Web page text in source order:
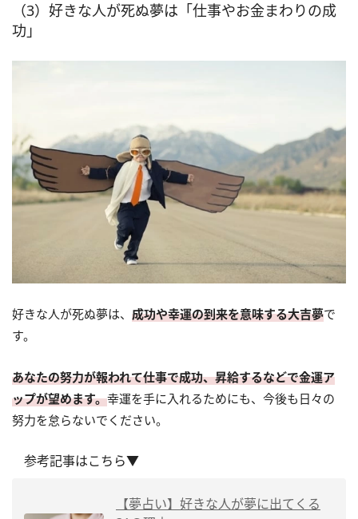
（3）好きな人が死ぬ夢は「仕事やお金まわりの成
功」
好きな人が死ぬ夢は、 成功や幸運の到来を意味する大吉夢で
す。
あなたの努力が報われて仕事で成功、昇給するなどで金運ア
ップが望めます。幸運を手に入れるためにも、今後も日々の
努力を怠らないでください。
参考記事はこちら▼
【夢占い】好きな人が夢に出てくる